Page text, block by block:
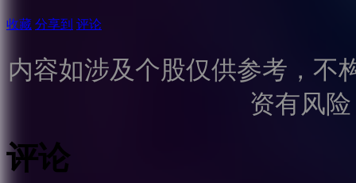
收藏 分享到 评论
内容如涉及个股仅供参考，不
资有风
评论